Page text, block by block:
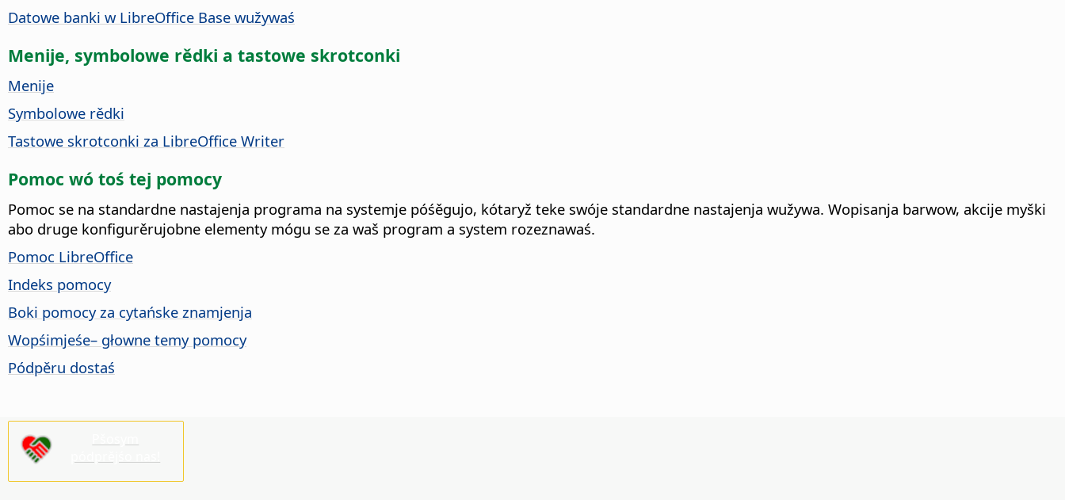
Datowe banki w LibreOffice Base wužywaś
Menije, symbolowe rědki a tastowe skrotconki
Menije
Symbolowe rědki
Tastowe skrotconki za LibreOffice Writer
Pomoc wó toś tej pomocy
Pomoc se na standardne nastajenja programa na systemje póśěgujo, kótaryž teke swóje standardne nastajenja wužywa. Wopisanja barwow, akcije myški
abo druge konfigurěrujobne elementy mógu se za waš program a system rozeznawaś.
Pomoc LibreOffice
Indeks pomocy
Boki pomocy za cytańske znamjenja
Wopśimjeśe– głowne temy pomocy
Pódpěru dostaś